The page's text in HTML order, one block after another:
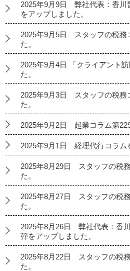
2025年9月9日 弊社代表：香川
をアップしました。
2025年9月5日 スタッフの税務
た。
2025年9月4日 「クライアント
た。
2025年9月3日 スタッフの税務
た。
2025年9月2日 起業コラム第
2025年9月1日 経理代行コラム
2025年8月29日 スタッフの税
た。
2025年8月27日 スタッフの税
た。
2025年8月26日 弊社代表：香
弾をアップしました。
2025年8月22日 スタッフの税
た。